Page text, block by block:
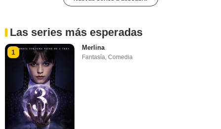
Las series más esperadas
1
Merlina
Fantasía,Comedia